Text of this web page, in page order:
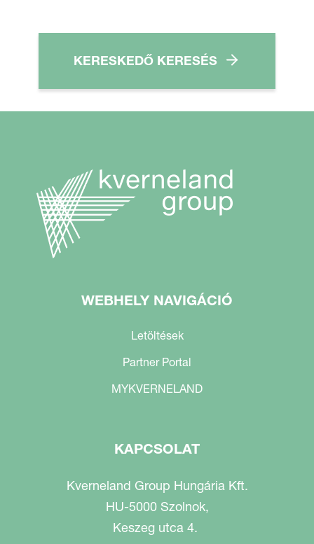
KERESKEDŐ KERESÉS
WEBHELY NAVIGÁCIÓ
Letöltések
Partner Portal
MYKVERNELAND
KAPCSOLAT
Kverneland Group Hungária Kft.
HU-5000 Szolnok,
Keszeg utca 4.